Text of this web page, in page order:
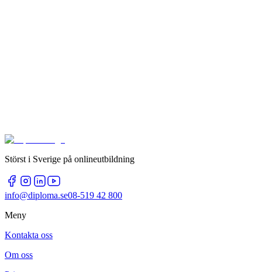
Störst i Sverige på onlineutbildning
info@diploma.se08-519 42 800
Meny
Kontakta oss
Om oss